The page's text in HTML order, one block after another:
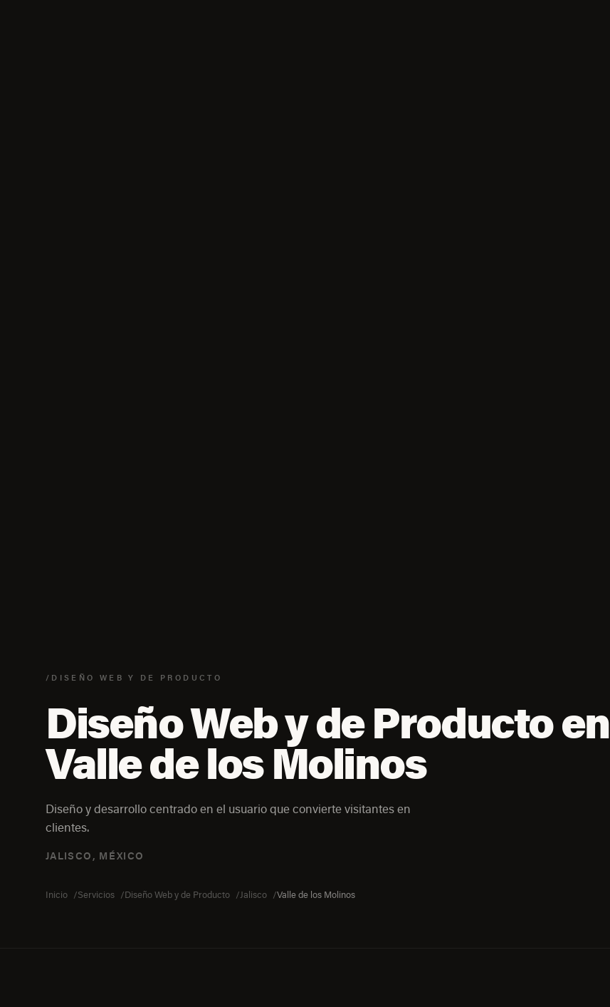
/DISEÑO WEB Y DE PRODUCTO
Diseño Web y de Producto en
Valle de los Molinos
Diseño y desarrollo centrado en el usuario que convierte visitantes en
clientes.
JALISCO, MÉXICO
Inicio Servicios Diseño Web y de Producto Jalisco Valle de los Molinos